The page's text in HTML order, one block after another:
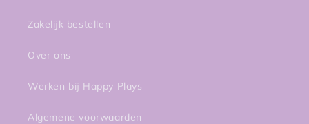
Zakelijk bestellen
Over ons
Werken bij Happy Plays
Algemene voorwaarden